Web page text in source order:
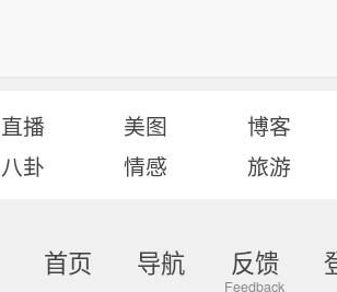
直播 美图 博客
八卦 情感 旅游
首页 导航 反馈